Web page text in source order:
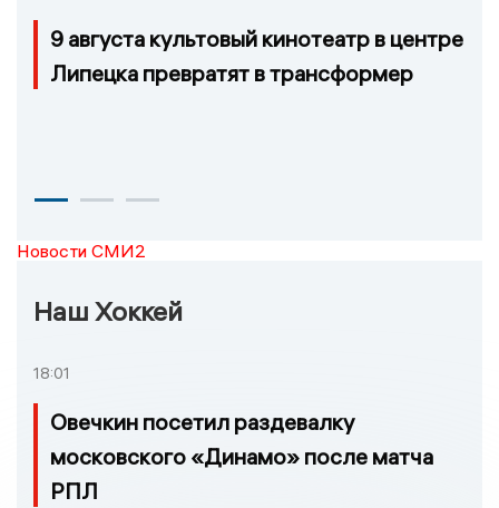
9 августа культовый кинотеатр в центре
Липецка превратят в трансформер
Новости СМИ2
Наш Хоккей
18:01
Овечкин посетил раздевалку
московского «Динамо» после матча
РПЛ